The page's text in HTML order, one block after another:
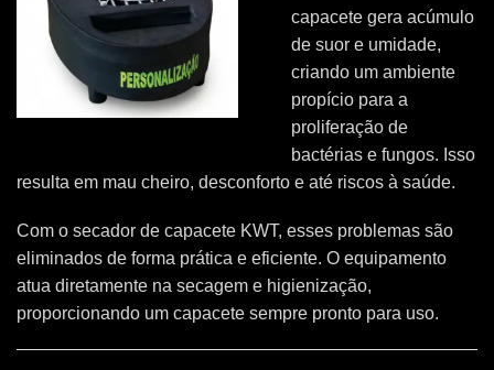
capacete gera acúmulo
de suor e umidade,
criando um ambiente
propício para a
proliferação de
bactérias e fungos. Isso
resulta em mau cheiro, desconforto e até riscos à saúde.
Com o secador de capacete KWT, esses problemas são
eliminados de forma prática e eficiente. O equipamento
atua diretamente na secagem e higienização,
proporcionando um capacete sempre pronto para uso.